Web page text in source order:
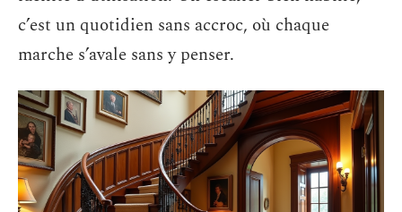
c’est un quotidien sans accroc, où chaque
marche s’avale sans y penser.